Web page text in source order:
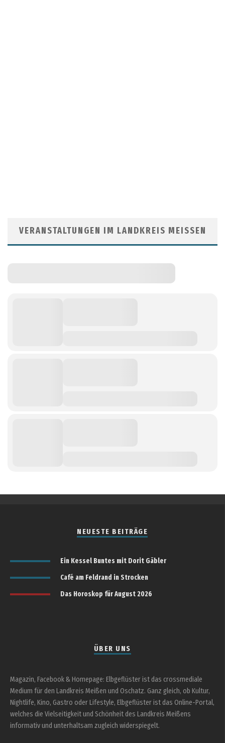
VERANSTALTUNGEN IM LANDKREIS MEISSEN
NEUESTE BEITRÄGE
Ein Kessel Buntes mit Dorit Gäbler
Café am Feldrand in Strocken
Das Horoskop für August 2026
ÜBER UNS
Magazin, Facebook & Homepage: Elbgeflüster ist das crossmediale
Medium für den Landkreis Meißen und Oschatz. Ganz gleich, ob Kultur,
Nightlife, Kino, Gastro oder Lifestyle, Elbgeflüster ist das Online-Portal,
welches die Vielseitigkeit und Schönheit des Landkreis Meißens
informativ und unterhaltsam zugleich widerspiegelt.